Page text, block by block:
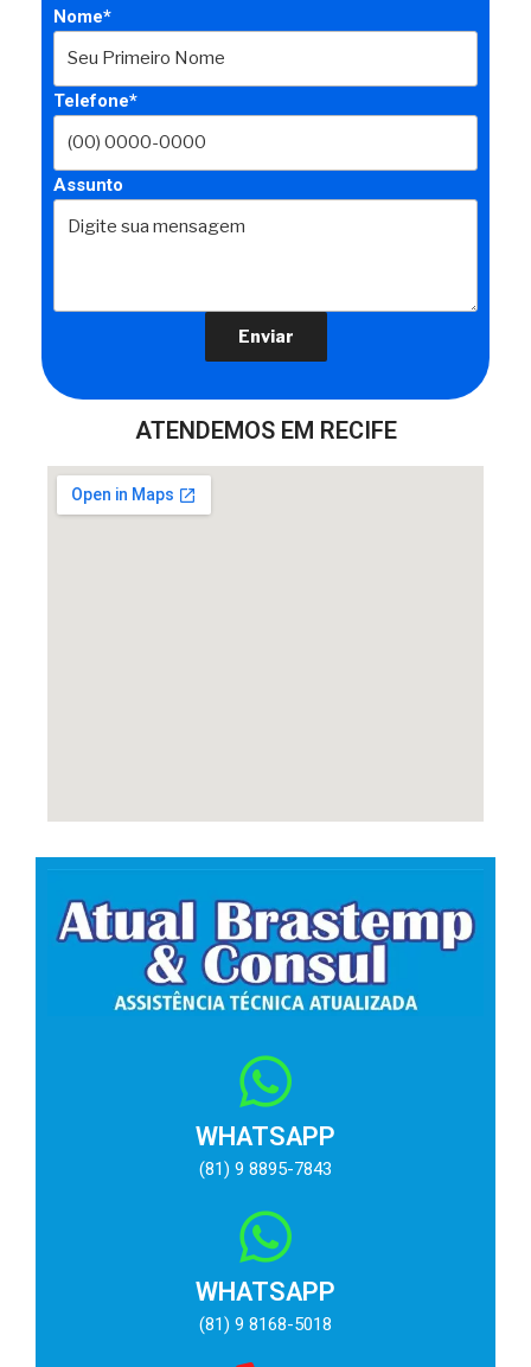
Nome*
Telefone*
Assunto
ATENDEMOS EM RECIFE
WHATSAPP
(81) 9 8895-7843
WHATSAPP
(81) 9 8168-5018